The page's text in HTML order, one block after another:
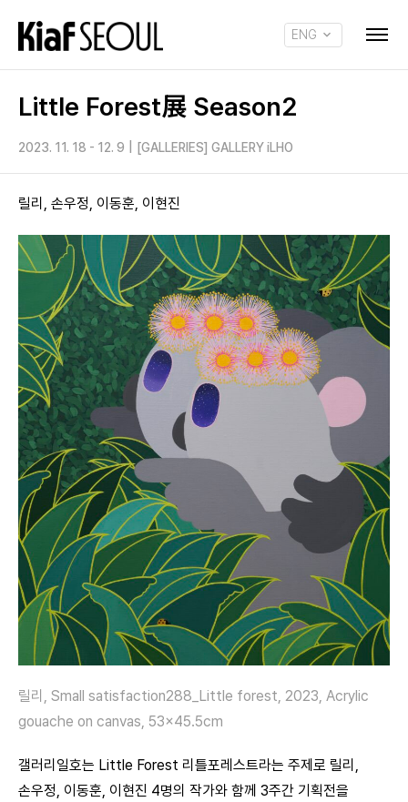
ENG
Little Forest展 Season2
2023. 11. 18 - 12. 9 [GALLERIES] GALLERY iLHO
릴리, 손우정, 이동훈, 이현진
릴리, Small satisfaction288_Little forest, 2023, Acrylic
gouache on canvas, 53×45.5cm
갤러리일호는 Little Forest 리틀포레스트라는 주제로 릴리,
손우정, 이동훈, 이현진 4명의 작가와 함께 3주간 기획전을